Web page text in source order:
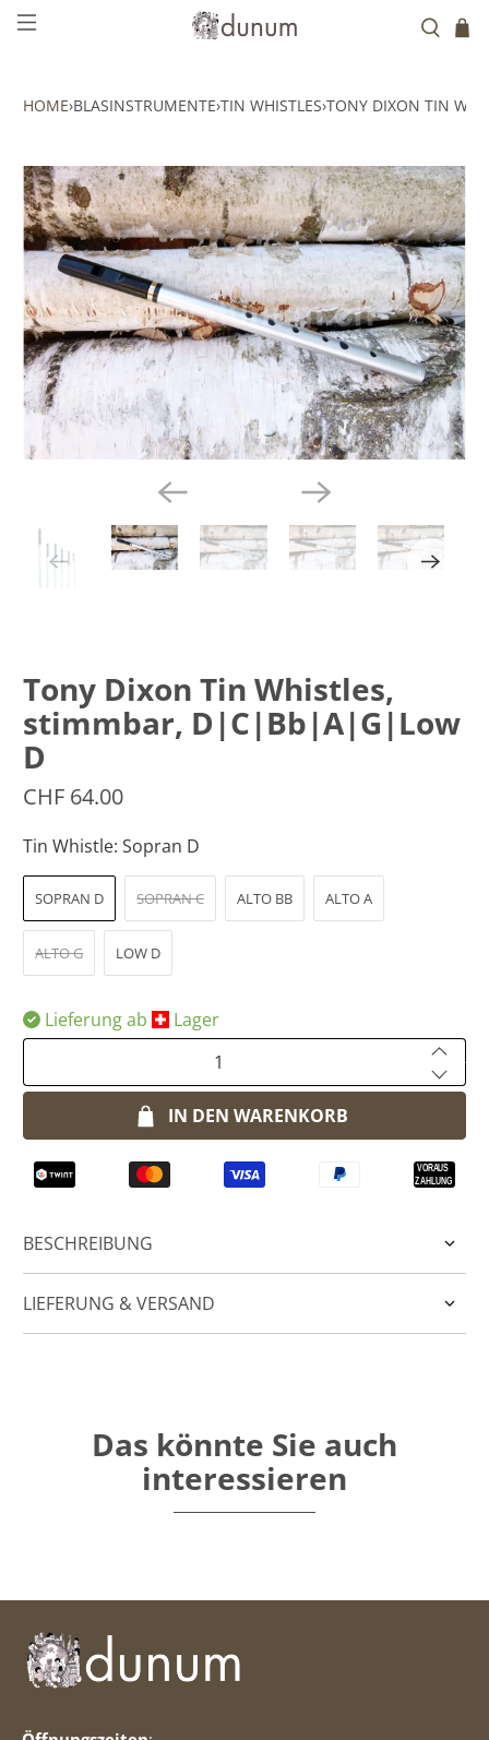
HOME›BLASINSTRUMENTE›TIN WHISTLES›TONY DIXON TIN
Tony Dixon Tin Whistles,
stimmbar, D|C|Bb|A|G|Low
D
CHF 64.00
Tin Whistle:Sopran D
SOPRAN D SOPRAN C ALTO BB ALTO A
ALTO G LOW D
Lieferung ab
​Lager
IN DEN WARENKORB
BESCHREIBUNG
LIEFERUNG & VERSAND
Das könnte Sie auch
interessieren